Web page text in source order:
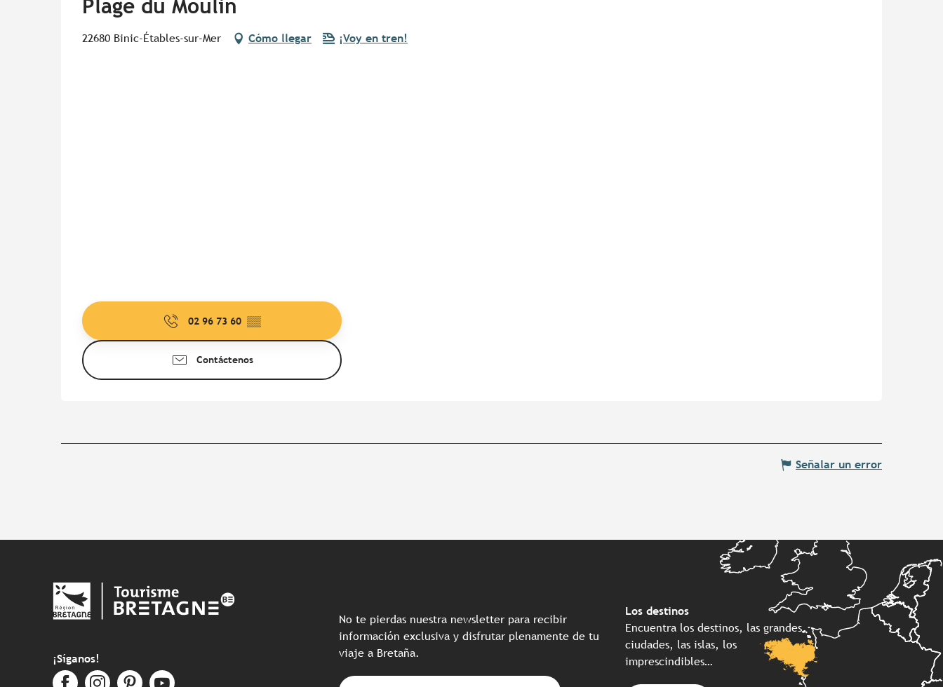
Plage du Moulin
22680 Binic-Étables-sur-Mer Cómo llegar ¡Voy en tren!
02 96 73 60 ▒▒
Contáctenos
Señalar un error
¡Síganos!
No te pierdas nuestra newsletter para recibir
información exclusiva y disfrutar plenamente de tu
viaje a Bretaña.
Los destinos
Encuentra los destinos, las grandes
ciudades, las islas, los
imprescindibles…